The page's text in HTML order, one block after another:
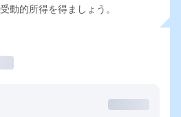
動的所得を得ましょう。